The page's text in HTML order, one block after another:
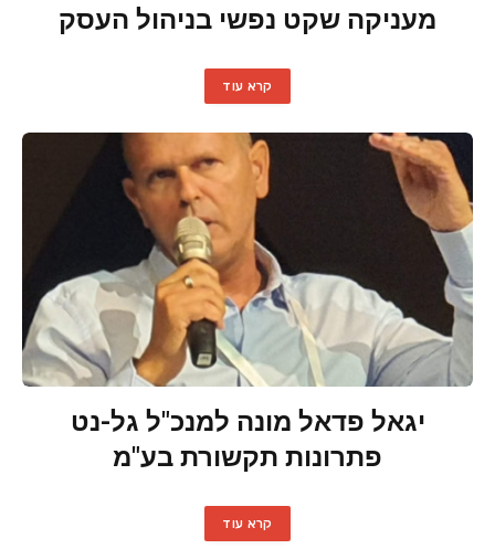
מעניקה שקט נפשי בניהול העסק
קרא עוד
יגאל פדאל מונה למנכ"ל גל-נט
פתרונות תקשורת בע"מ
קרא עוד